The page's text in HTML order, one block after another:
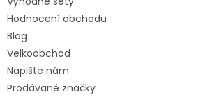
Hodnocení obchodu
Blog
Velkoobchod
Napište nám
Prodávané značky